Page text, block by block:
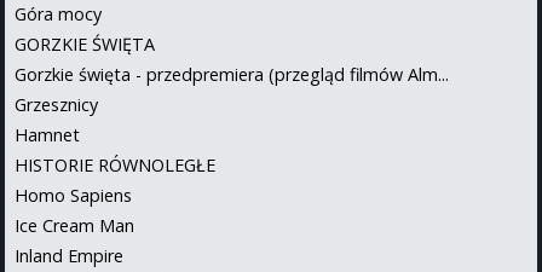
Góra mocy
GORZKIE ŚWIĘTA
Gorzkie święta - przedpremiera (przegląd filmów Alm...
Grzesznicy
Hamnet
HISTORIE RÓWNOLEGŁE
Homo Sapiens
Ice Cream Man
Inland Empire